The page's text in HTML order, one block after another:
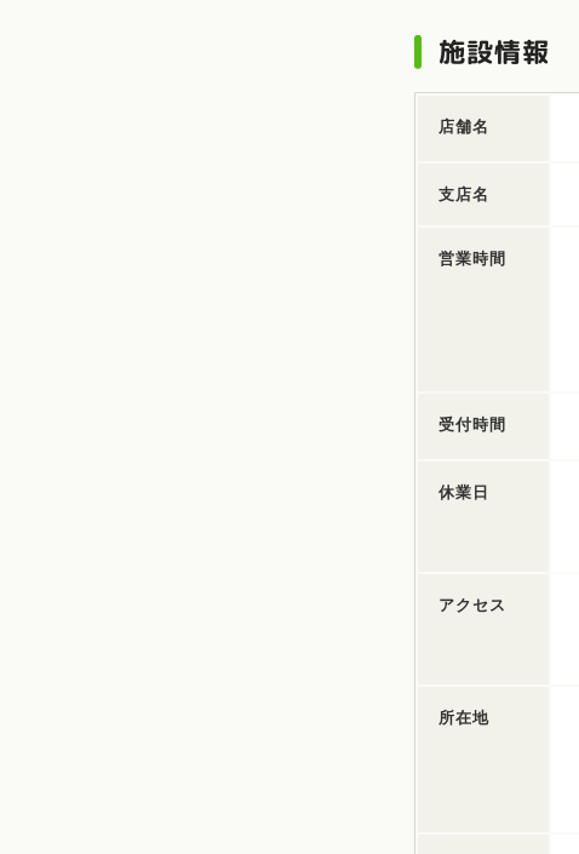
施設情報
店舗名
支店名
営業時間
受付時間
休業日
アクセス
所在地